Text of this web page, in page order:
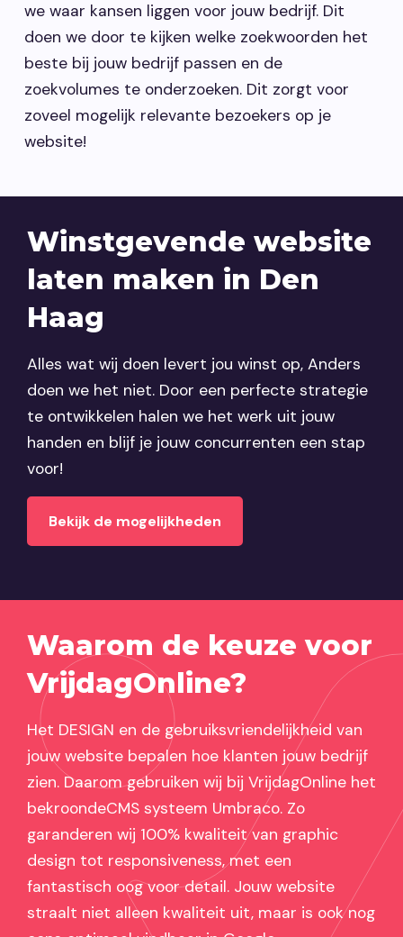
we waar kansen liggen voor jouw bedrijf. Dit
doen we door te kijken welke zoekwoorden het
beste bij jouw bedrijf passen en de
zoekvolumes te onderzoeken. Dit zorgt voor
zoveel mogelijk relevante bezoekers op je
website!
Winstgevende website
laten maken in Den
Haag
Alles wat wij doen levert jou winst op, Anders
doen we het niet. Door een perfecte strategie
te ontwikkelen halen we het werk uit jouw
handen en blijf je jouw concurrenten een stap
voor!
Bekijk de mogelijkheden
Waarom de keuze voor
VrijdagOnline?
Het DESIGN en de gebruiksvriendelijkheid van
jouw website bepalen hoe klanten jouw bedrijf
zien. Daarom gebruiken wij bij VrijdagOnline het
bekroondeCMS systeem Umbraco. Zo
garanderen wij 100% kwaliteit van graphic
design tot responsiveness, met een
fantastisch oog voor detail. Jouw website
straalt niet alleen kwaliteit uit, maar is ook nog